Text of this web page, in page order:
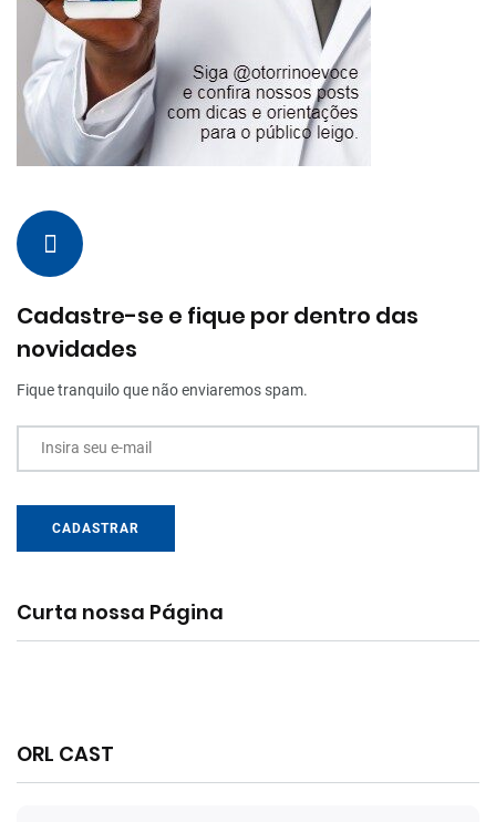
Cadastre-se e fique por dentro das
novidades
Fique tranquilo que não enviaremos spam.
Insira seu e-mail
CADASTRAR
Curta nossa Página
ORL CAST